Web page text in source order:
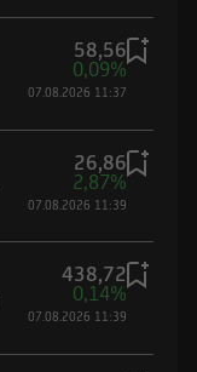
58,56
0,09%
07.08.2026 11:37
26,86
2,87%
07.08.2026 11:39
438,72
0,14%
07.08.2026 11:39